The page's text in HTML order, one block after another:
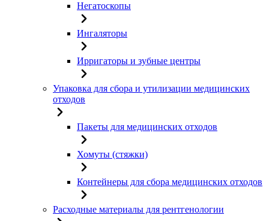
Негатоскопы
Ингаляторы
Ирригаторы и зубные центры
Упаковка для сбора и утилизации медицинских
отходов
Пакеты для медицинских отходов
Хомуты (стяжки)
Контейнеры для сбора медицинских отходов
Расходные материалы для рентгенологии